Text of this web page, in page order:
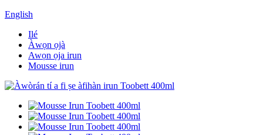
English
Ilé
Àwọn ọjà
Awọn ọja irun
Mousse irun